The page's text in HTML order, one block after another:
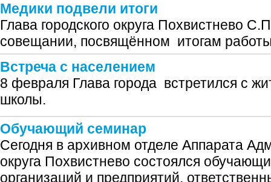
Медики подвели итоги
Глава городского округа Похвистнево
совещании, посвящённом итогам
Встреча с населением
8 февраля Глава города встретился с
школы.
Обучающий семинар
Сегодня в архивном отделе Аппарата
округа Похвистнево состоялся
организаций и предприятий,